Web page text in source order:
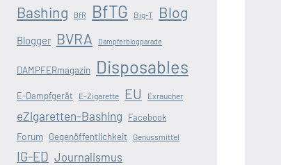
Bashing BfR BfTG Big-T Blog
Blogger BVRA Dampferblogparade
DAMPFERmagazin Disposables
E-Dampfgerät E-Zigarette EU Exraucher
eZigaretten-Bashing Facebook
Forum Gegenöffentlichkeit Genussmittel
IG-ED Journalismus